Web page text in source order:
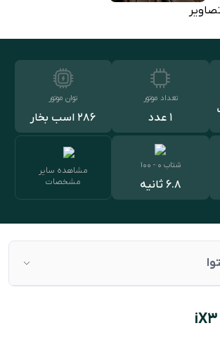
تعداد موتور
1 عدد
توان موتور
286 اسب بخار
شتاب ۰ - ۱۰۰
6.8 ثانیه
مشاهده سایر
مشخصات
و بدنه